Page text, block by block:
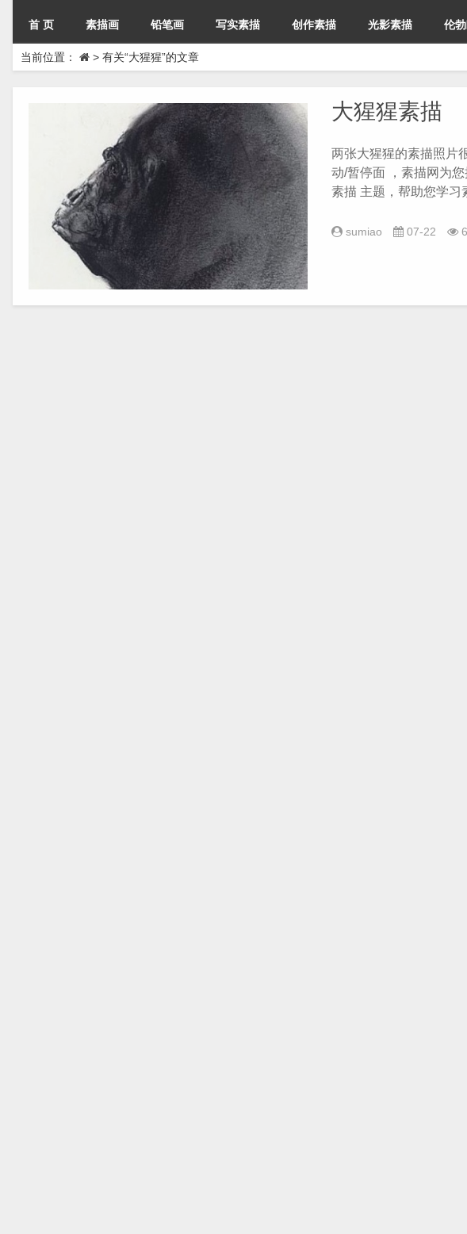
首 页 素描画 铅笔画 写实素描 创作素描 光影素描 伦
当前位置： > 有关“大猩猩”的文章
大猩猩素描
两张大猩猩的素描照片
动/暂停面 ，素描网为
素描 主题，帮助您学习
sumiao 07-22